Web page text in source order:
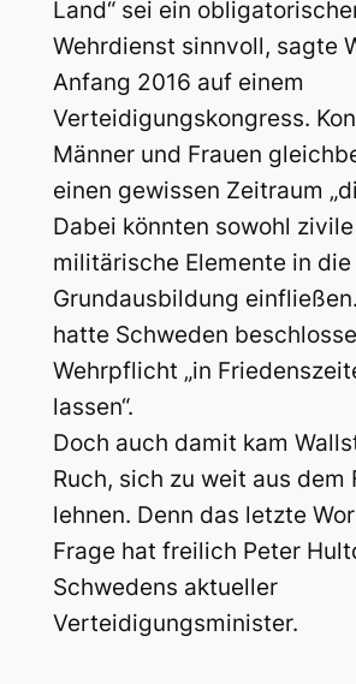
Land“ sei ein
Wehrdienst sinnvoll, sagte
Anfang 2016 auf einem
Verteidigungskongress.
Männer und Frauen
einen gewissen Zeitraum
Dabei könnten sowohl
militärische Elemente in die
Grundausbildung
hatte Schweden
Wehrpflicht „in
lassen“.
Doch auch damit kam
Ruch, sich zu weit aus dem
lehnen. Denn das letzte
Frage hat freilich Peter
Schwedens aktueller
Verteidigungsminister.